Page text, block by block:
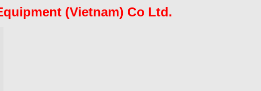
(Vietnam) Co Ltd.